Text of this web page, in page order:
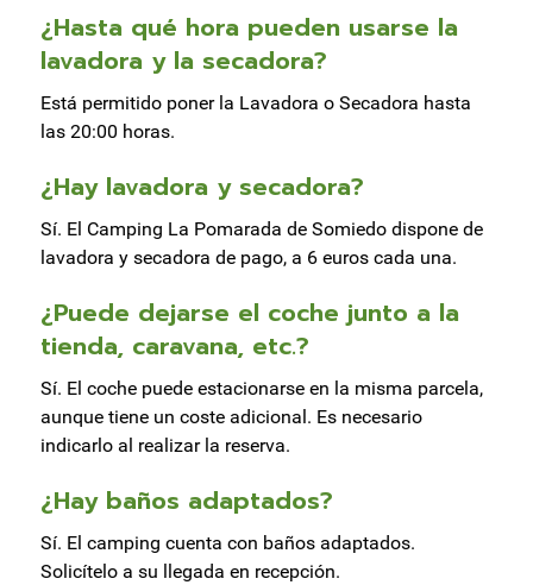
¿Hasta qué hora pueden usarse la
lavadora y la secadora?
Está permitido poner la Lavadora o Secadora hasta
las 20:00 horas.
¿Hay lavadora y secadora?
Sí. El Camping La Pomarada de Somiedo dispone de
lavadora y secadora de pago, a 6 euros cada una.
¿Puede dejarse el coche junto a la
tienda, caravana, etc.?
Sí. El coche puede estacionarse en la misma parcela,
aunque tiene un coste adicional. Es necesario
indicarlo al realizar la reserva.
¿Hay baños adaptados?
Sí. El camping cuenta con baños adaptados.
Solicítelo a su llegada en recepción.